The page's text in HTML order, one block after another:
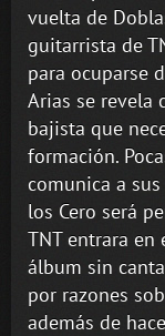
vuelta de
guitarrista de
para ocuparse
Arias se revela
bajista que
formación.
comunica a
los Cero será
TNT entrara
álbum sin
por razones
además de